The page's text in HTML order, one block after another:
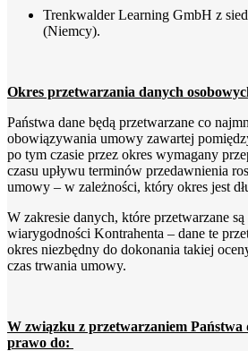
Trenkwalder Learning GmbH z
(Niemcy).
Okres przetwarzania danych
Państwa dane będą przetwarzane co
obowiązywania umowy zawartej
po tym czasie przez okres wymagany
czasu upływu terminów przedawnienia
umowy – w zależności, który okres jest
W zakresie danych, które przetwarzane
wiarygodności Kontrahenta – dane te
okres niezbędny do dokonania takiej
czas trwania umowy.
W związku z przetwarzaniem Państwa
prawo do: